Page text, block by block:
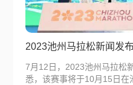
2023池州马拉松新闻发
7月12日，2023池州马拉松
悉，该赛事将于10月15日在